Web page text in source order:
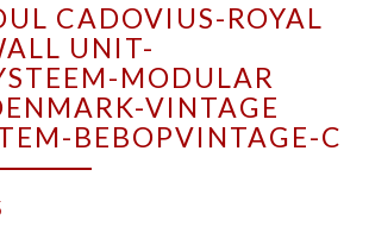
CADOVIUS-ROYAL
UNIT-
MODULAR
VINTAGE
BEBOPVINTAGE-C